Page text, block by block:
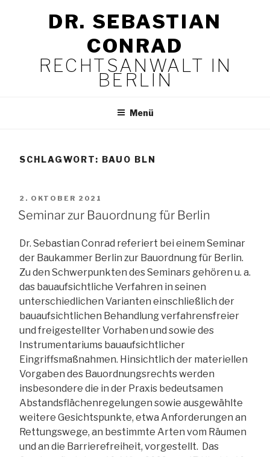
DR. SEBASTIAN
CONRAD
RECHTSANWALT IN
BERLIN
Menü
SCHLAGWORT: BAUO BLN
VERÖFFENTLICHT
AM
2. OKTOBER 2021
Seminar zur Bauordnung für Berlin
Dr. Sebastian Conrad referiert bei einem Seminar
der Baukammer Berlin zur Bauordnung für Berlin.
Zu den Schwerpunkten des Seminars gehören u. a.
das bauaufsichtliche Verfahren in seinen
unterschiedlichen Varianten einschließlich der
bauaufsichtlichen Behandlung verfahrensfreier
und freigestellter Vorhaben und sowie des
Instrumentariums bauaufsichtlicher
Eingriffsmaßnahmen. Hinsichtlich der materiellen
Vorgaben des Bauordnungsrechts werden
insbesondere die in der Praxis bedeutsamen
Abstandsflächenregelungen sowie ausgewählte
weitere Gesichtspunkte, etwa Anforderungen an
Rettungswege, an bestimmte Arten vom Räumen
und an die Barrierefreiheit, vorgestellt. Das